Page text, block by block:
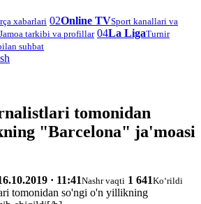
xabarlari 02Online TVSport kanallari va
Jamoa tarkibi va profillar 04La LigaTurnir
suhbat
tomonidan
"Barcelona" ja'moasi
· 11:41Nashr vaqti 1 641Ko‘rildi
tomonidan so'ngi o'n yillikning